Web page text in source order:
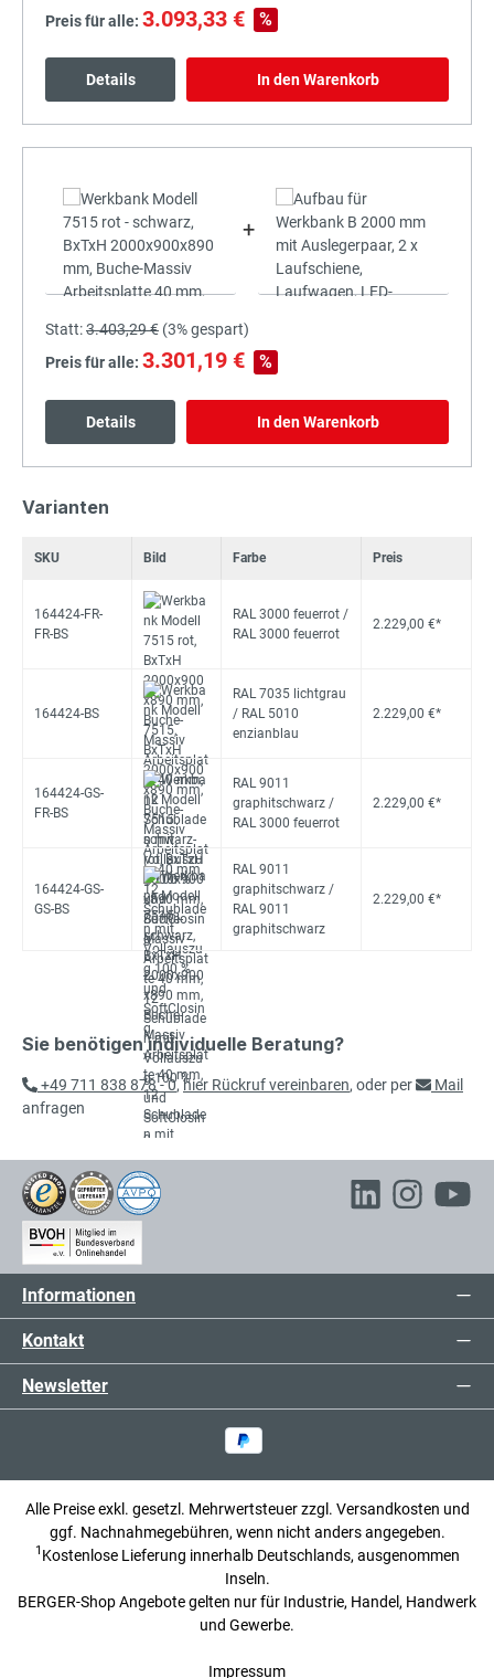
Preis für alle: 3.093,33 € %
Details In den Warenkorb
+
Statt:3.403,29 € (3%gespart)
Preis für alle: 3.301,19 € %
Details In den Warenkorb
Varianten
SKU Bild Farbe Preis
164424-FR-
FR-BS
RAL 3000 feuerrot /
RAL 3000 feuerrot
2.229,00 €*
164424-BS
RAL 7035 lichtgrau
/ RAL 5010
enzianblau
2.229,00 €*
164424-GS-
FR-BS
RAL 9011
graphitschwarz /
RAL 3000 feuerrot
2.229,00 €*
164424-GS-
GS-BS
RAL 9011
graphitschwarz /
RAL 9011
graphitschwarz
2.229,00 €*
Sie benötigen individuelle Beratung?
+49 711 838 878 - 0,hier Rückruf vereinbaren, oder per
Mail
anfragen
Informationen
Kontakt
Newsletter
Alle Preise exkl. gesetzl. Mehrwertsteuer zzgl. Versandkosten und
ggf. Nachnahmegebühren, wenn nicht anders angegeben.
1 Kostenlose Lieferung innerhalb Deutschlands, ausgenommen
Inseln.
BERGER-Shop Angebote gelten nur für Industrie, Handel, Handwerk
und Gewerbe.
Impressum